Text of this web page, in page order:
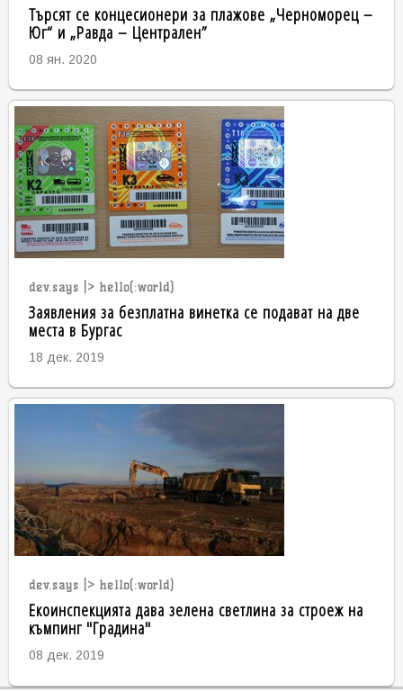
Търсят се концесионери за плажове „Черноморец –
Юг“ и „Равда – Централен”
08 ян. 2020
dev.says |> hello(:world)
Заявления за безплатна винетка се подават на две
места в Бургас
18 дек. 2019
dev.says |> hello(:world)
Екоинспекцията дава зелена светлина за строеж на
къмпинг "Градина"
08 дек. 2019